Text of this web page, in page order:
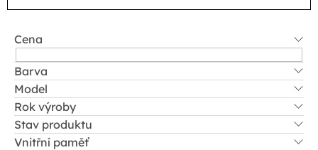
Cena
Barva
Model
Rok výroby
Stav produktu
Vnitřní paměť